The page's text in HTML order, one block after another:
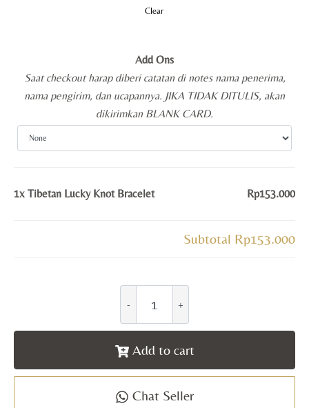
Clear
Add Ons
Saat checkout harap diberi catatan di notes nama penerima,
nama pengirim, dan ucapannya. JIKA TIDAK DITULIS, akan
dikirimkan BLANK CARD.
1x Tibetan Lucky Knot Bracelet Rp153.000
Subtotal Rp153.000
Add to cart
Chat Seller